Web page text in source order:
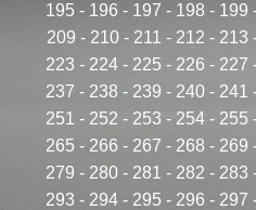
195 - 196 - 197 - 198 - 199
209 - 210- 211 - 212 - 213
223 - 224 - 225 - 226 - 227
237 - 238 - 239 - 240 - 241
251 - 252 - 253 - 254 - 255
265 - 266 - 267 - 268 - 269
279 - 280 - 281 - 282 - 283
293 - 294 - 295 - 296 - 297